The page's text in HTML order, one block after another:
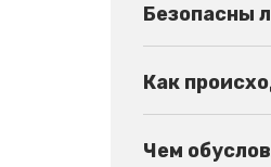
Безопасны
Как
Чем